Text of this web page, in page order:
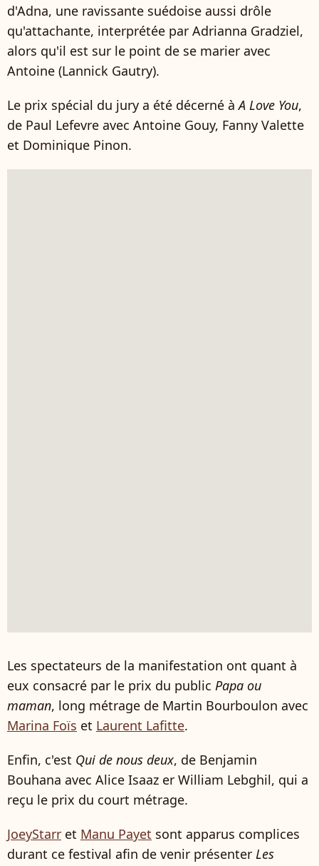
d'Adna, une ravissante suédoise aussi drôle
qu'attachante, interprétée par Adrianna Gradziel,
alors qu'il est sur le point de se marier avec
Antoine (Lannick Gautry).
Le prix spécial du jury a été décerné àA Love You,
de Paul Lefevre avec Antoine Gouy, Fanny Valette
et Dominique Pinon.
Les spectateurs de la manifestation ont quant à
eux consacré par le prix du public Papa ou
maman, long métrage de Martin Bourboulon avec
Marina Foïs et Laurent Lafitte.
Enfin, c'est Qui de nous deux, de Benjamin
Bouhana avec Alice Isaaz er William Lebghil, qui a
reçu le prix du court métrage.
JoeyStarr et Manu Payet sont apparus complices
durant ce festival afin de venir présenter Les